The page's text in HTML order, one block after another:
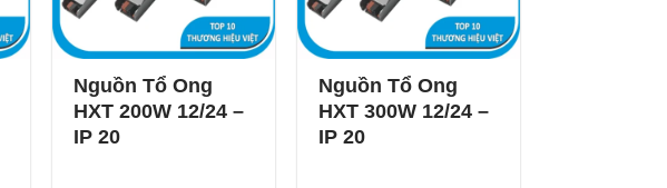
Nguồn Tổ Ong
HXT 200W 12/24 –
IP 20
Nguồn Tổ Ong
HXT 300W 12/24 –
IP 20